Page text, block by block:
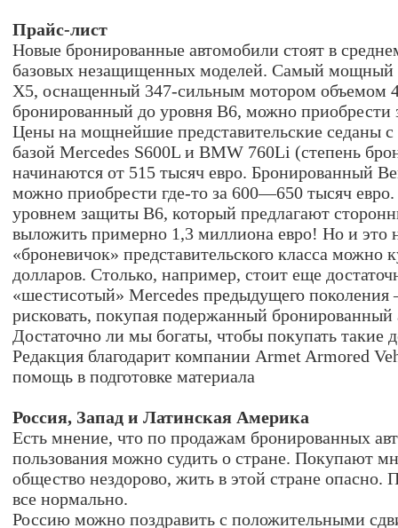
Прайс-лист
Новые бронированные автомобили стоят в
базовых незащищенных моделей. Самый
X5, оснащенный 347-сильным мотором объемом
бронированный до уровня B6, можно приобрести
Цены на мощнейшие представительские седаны
базой Mercedes S600L и BMW 760Li (степень
начинаются от 515 тысяч евро. Бронированный
можно приобрести где-то за 600—650 тысяч
уровнем защиты B6, который предлагают
выложить примерно 1,3 миллиона евро! Но и
«броневичок» представительского класса можно
долларов. Столько, например, стоит еще
«шестисотый» Mercedes предыдущего
рисковать, покупая подержанный бронированный
Достаточно ли мы богаты, чтобы покупать такие
Редакция благодарит компании Armet Armored
помощь в подготовке материала
Россия, Запад и Латинская Америка
Есть мнение, что по продажам бронированных
пользования можно судить о стране. Покупают
общество нездорово, жить в этой стране
все нормально.
Россию можно поздравить с положительными